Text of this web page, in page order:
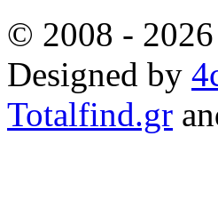
© 2008 -
Designed by
Totalfind.gr